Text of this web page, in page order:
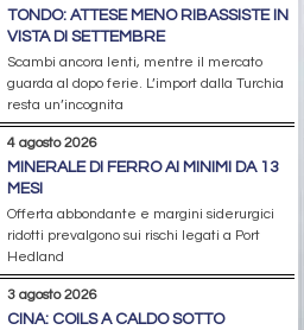
TONDO: ATTESE MENO RIBASSISTE IN
VISTA DI SETTEMBRE
Scambi ancora lenti, mentre il mercato
guarda al dopo ferie. L’import dalla Turchia
resta un’incognita
4 agosto 2026
MINERALE DI FERRO AI MINIMI DA 13
MESI
Offerta abbondante e margini siderurgici
ridotti prevalgono sui rischi legati a Port
Hedland
3 agosto 2026
CINA: COILS A CALDO SOTTO